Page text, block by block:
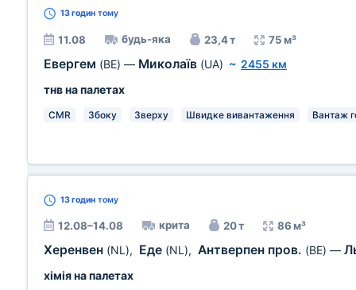
13 годин тому
11.08 будь-яка 23,4 т 75 м³
Евергем (BE) — Миколаїв (UA) ~ 2455 км
тнв на палетах
CMR Збоку Зверху Швидке вивантаження Вантаж
13 годин тому
12.08–14.08 крита 20 т 86 м³
Херенвен (NL), Еде (NL), Антверпен пров. (BE) —
хімія на палетах